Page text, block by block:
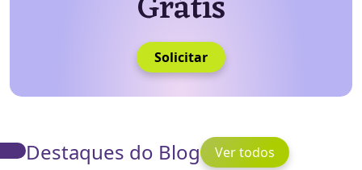
Solicitar
Destaques do Blog Ver todos